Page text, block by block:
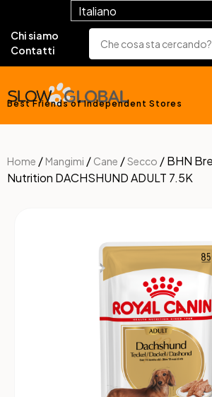
Italiano
Chi siamo
Contatti
Best Friends of Independent Stores
Home / Mangimi / Cane /Secco / BHN
Nutrition DACHSHUND ADULT 7.5K